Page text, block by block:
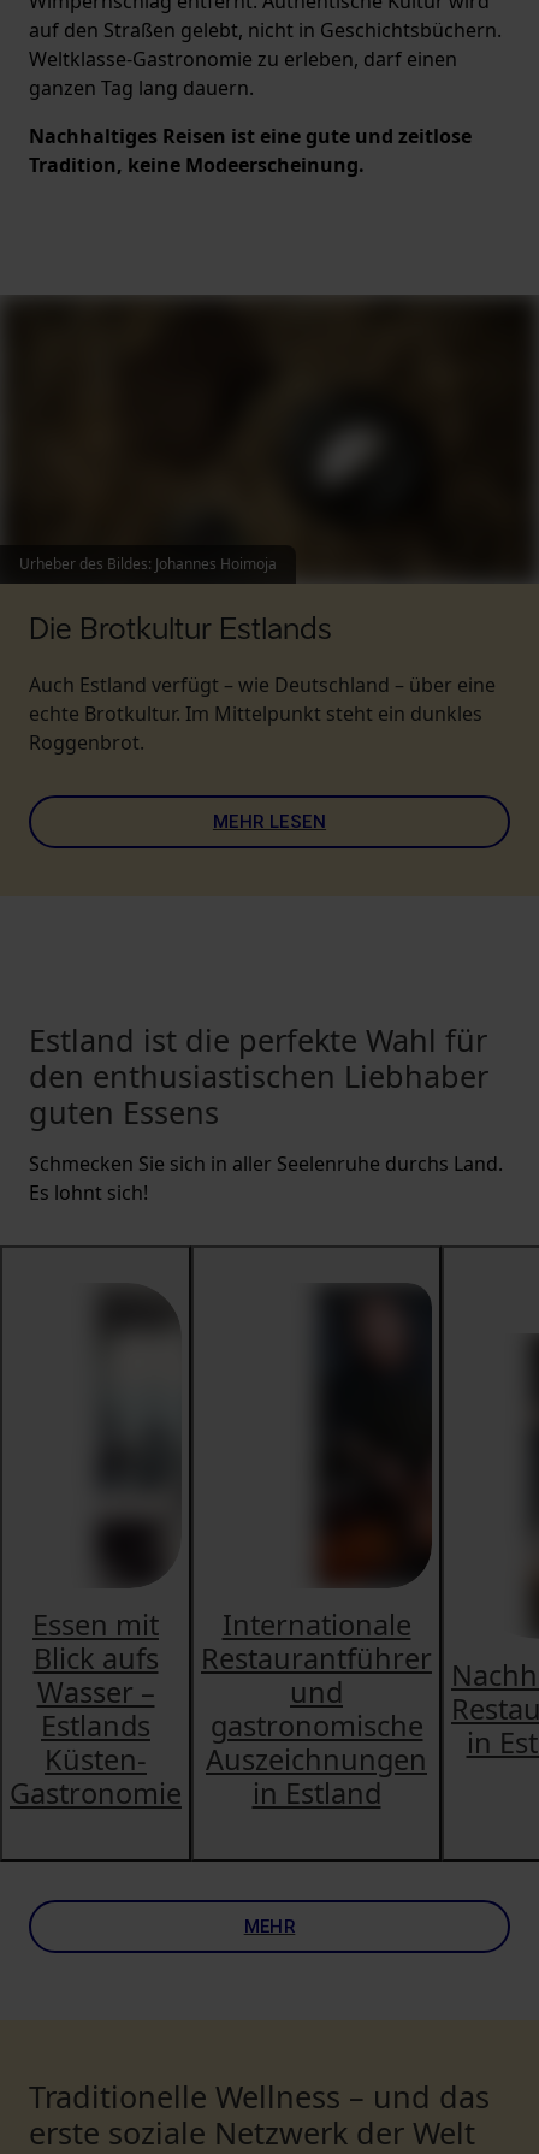
auf den Straßen gelebt, nicht in Geschichtsbüchern.
Weltklasse-Gastronomie zu erleben, darf einen
ganzen Tag lang dauern.
Nachhaltiges Reisen ist eine gute und zeitlose
Tradition, keine Modeerscheinung.
Urheber des Bildes: Johannes Hoimoja
Die Brotkultur Estlands
Auch Estland verfügt – wie Deutschland – über eine
echte Brotkultur. Im Mittelpunkt steht ein dunkles
Roggenbrot.
MEHR LESEN
Estland ist die perfekte Wahl für
den enthusiastischen Liebhaber
guten Essens
Schmecken Sie sich in aller Seelenruhe durchs Land.
Es lohnt sich!
Essen mit
Blick aufs
Wasser –
Estlands
Küsten-
Gastronomie
Internationale
Restaurantführer
und
gastronomische
Auszeichnungen
in Estland
in
MEHR
Traditionelle Wellness – und das
erste soziale Netzwerk der Welt